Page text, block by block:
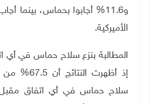
الأميركية.
المطالبة بنزع سلاح حماس في أي
إذ أظهرت
سلاح حماس في أي اتفاق مقبل